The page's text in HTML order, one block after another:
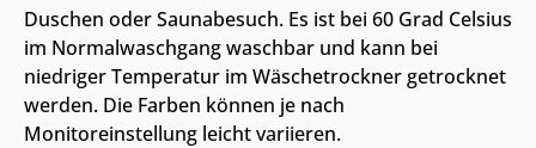
Duschen oder Saunabesuch. Es ist bei 60 Grad Celsius
im Normalwaschgang waschbar und kann bei
niedriger Temperatur im Wäschetrockner getrocknet
werden. Die Farben können je nach
Monitoreinstellung leicht variieren.